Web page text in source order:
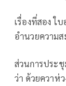
เรื่องที่สอง ใ
อำนวยความ
ส่วนการประ
ว่า ด้วยควาห่